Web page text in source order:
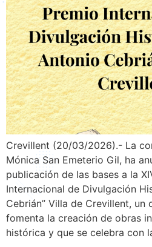
Crevillent (20/03/2026).- La
Mónica San Emeterio Gil, ha
publicación de las bases a la
Internacional de Divulgación
Cebrián” Villa de Crevillent,
fomenta la creación de obras
histórica y que se celebra con